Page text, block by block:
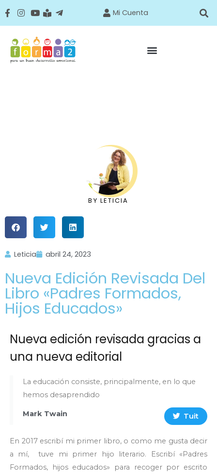
Mi Cuenta
BY LETICIA
Leticia abril 24, 2023
Nueva Edición Revisada Del
Libro «Padres Formados,
Hijos Educados»
Nueva edición revisada gracias a
una nueva editorial
La educación consiste, principalmente, en lo que
hemos desaprendido
Mark Twain Tuit
En 2017 escribí mi primer libro, o como me gusta decir
a mí, tuve mi primer hijo literario. Escribí «Padres
Formados, hijos educados» para recoger por escrito